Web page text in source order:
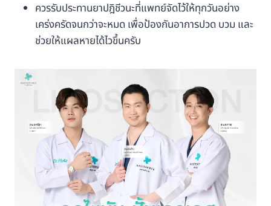
ควรรับประทานยาปฎิชีวนะที่แพทย์จัดไว้ให้ทุกวันอย่าง
เคร่งครัดจนกว่าจะหมด เพื่อป้องกันอาการปวด บวม และ
ช่วยให้แผลหายได้ไวขึ้นครับ